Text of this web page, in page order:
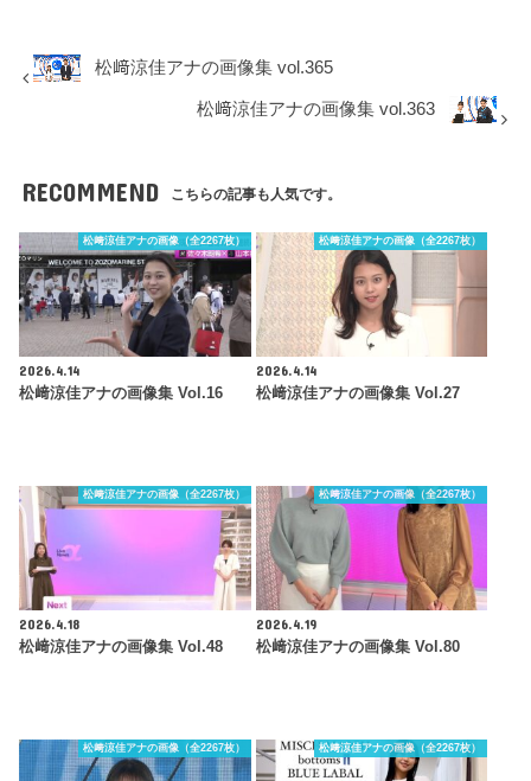
松﨑涼佳アナの画像集 vol.365
松﨑涼佳アナの画像集 vol.363
RECOMMEND こちらの記事も人気です。
松﨑涼佳アナの画像（全2267枚）
2026.4.14
松﨑涼佳アナの画像集 Vol.16
松﨑涼佳アナの画像（全2267枚）
2026.4.14
松﨑涼佳アナの画像集 Vol.27
松﨑涼佳アナの画像（全2267枚）
2026.4.18
松﨑涼佳アナの画像集 Vol.48
松﨑涼佳アナの画像（全2267枚）
2026.4.19
松﨑涼佳アナの画像集 Vol.80
松﨑涼佳アナの画像（全2267枚） 松﨑涼佳アナの画像（全2267枚）